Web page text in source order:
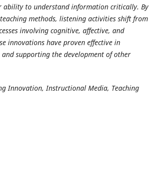
ability to understand information critically. By
methods, listening activities shift from
involving cognitive, affective, and
innovations have proven effective in
supporting the development of other
Innovation, Instructional Media, Teaching